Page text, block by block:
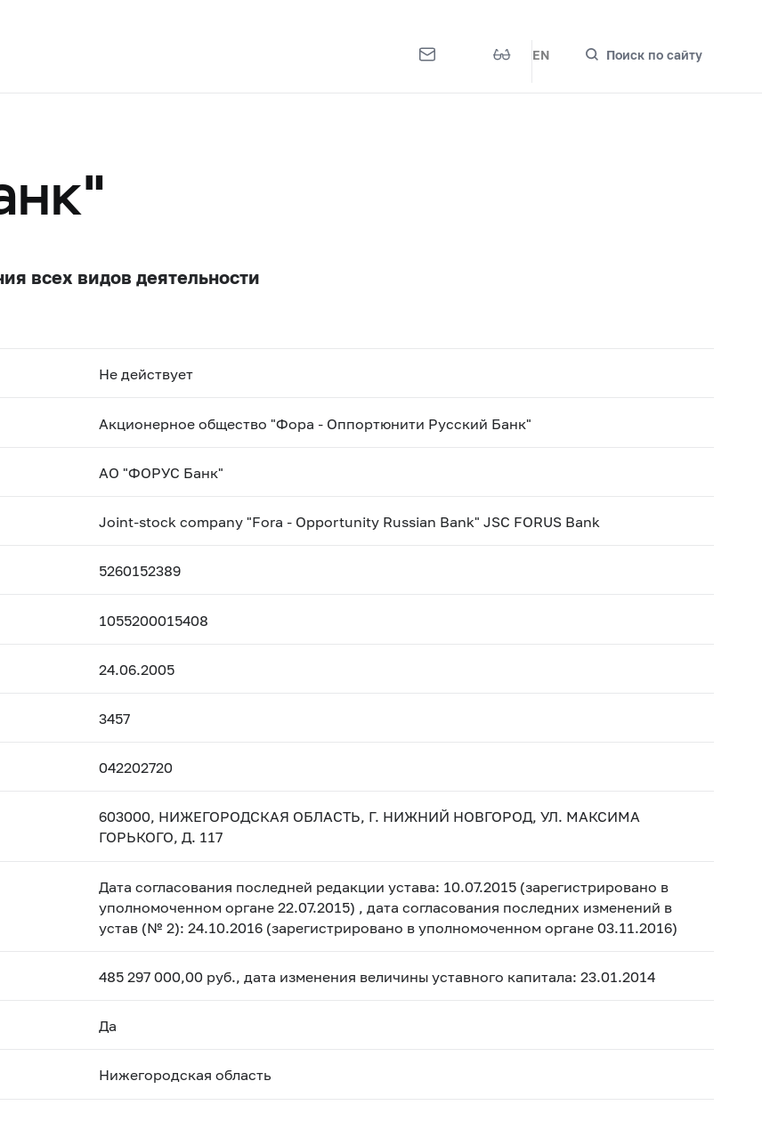
EN Поиск по сайту
всех видов деятельности
Не действует
Акционерное общество "Фора - Оппортюнити Русский Банк"
АО "ФОРУС Банк"
Joint-stock company "Fora - Opportunity Russian Bank" JSC FORUS Bank
5260152389
1055200015408
24.06.2005
3457
042202720
603000, НИЖЕГОРОДСКАЯ ОБЛАСТЬ, Г. НИЖНИЙ НОВГОРОД, УЛ. МАКСИМА
ГОРЬКОГО, Д. 117
Дата согласования последней редакции устава: 10.07.2015 (зарегистрировано в
уполномоченном органе 22.07.2015) , дата согласования последних изменений в
устав (№ 2): 24.10.2016 (зарегистрировано в уполномоченном органе 03.11.2016)
485 297 000,00 руб., дата изменения величины уставного капитала: 23.01.2014
Да
Нижегородская область